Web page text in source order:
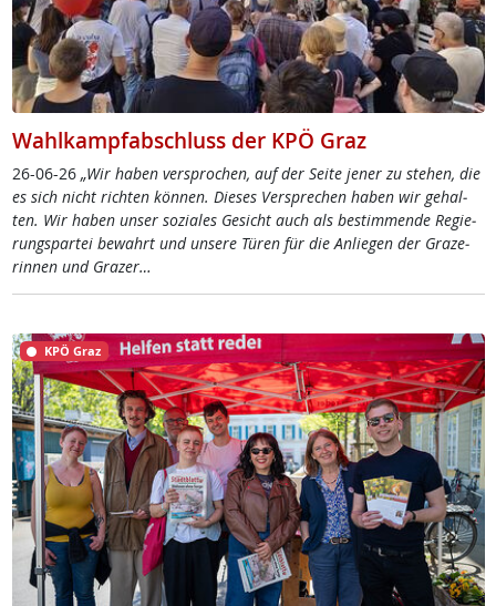
Wahlkampfabschluss der KPÖ Graz
26-06-26 „Wir ha­ben ver­spro­chen, auf der Sei­te je­ner zu ste­hen, die
es sich nicht rich­ten kön­nen. Die­ses Ver­sp­re­chen ha­ben wir ge­hal­
ten. Wir ha­ben un­ser so­zia­les Ge­sicht auch als be­stim­men­de Re­gie­
rung­s­par­tei be­wahrt und un­se­re Tü­ren für die An­lie­gen der Gra­ze­
rin­nen und Gra­zer…
KPÖ Graz